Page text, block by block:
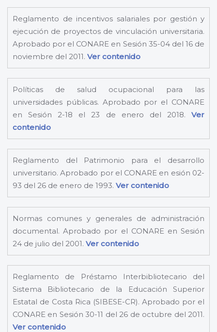
Reglamento de incentivos salariales por gestión y
ejecución de proyectos de vinculación universitaria.
Aprobado por el CONARE en Sesión 35-04 del 16 de
noviembre del 2011. Ver contenido
Políticas de salud ocupacional para las
universidades públicas. Aprobado por el CONARE
en Sesión 2-18 el 23 de enero del 2018. Ver
contenido
Reglamento del Patrimonio para el desarrollo
universitario. Aprobado por el CONARE en esión 02-
93 del 26 de enero de 1993. Ver contenido
Normas comunes y generales de administración
documental. Aprobado por el CONARE en Sesión
24 de julio del 2001. Ver contenido
Reglamento de Préstamo Interbibliotecario del
Sistema Bibliotecario de la Educación Superior
Estatal de Costa Rica (SIBESE-CR). Aprobado por el
CONARE en Sesión 30-11 del 26 de octubre del 2011.
Ver contenido